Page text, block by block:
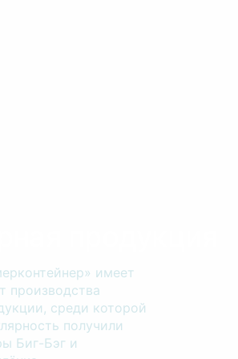
полный цикл
от начального
готовых товаров
Как завод-
можем изготовить
имеет
производства
среди которой
получили
Биг-Бэг и